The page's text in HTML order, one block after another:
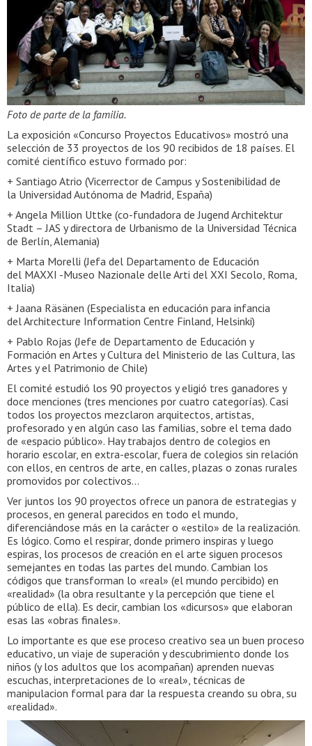
Foto de parte de la familia.
La exposición «Concurso Proyectos Educativos» mostró una
selección de 33 proyectos de los 90 recibidos de 18 países. El
comité científico estuvo formado por:
+ Santiago Atrio (Vicerrector de Campus y Sostenibilidad de
la Universidad Autónoma de Madrid, España)
+ Angela Million Uttke (co-fundadora de Jugend Architektur
Stadt – JAS y directora de Urbanismo de la Universidad Técnica
de Berlín, Alemania)
+ Marta Morelli (Jefa del Departamento de Educación
del MAXXI -Museo Nazionale delle Arti del XXI Secolo, Roma,
Italia)
+ Jaana Räsänen (Especialista en educación para infancia
del Architecture Information Centre Finland, Helsinki)
+ Pablo Rojas (Jefe de Departamento de Educación y
Formación en Artes y Cultura del Ministerio de las Cultura, las
Artes y el Patrimonio de Chile)
El comité estudió los 90 proyectos y eligió tres ganadores y
doce menciones (tres menciones por cuatro categorías). Casi
todos los proyectos mezclaron arquitectos, artistas,
profesorado y en algún caso las familias, sobre el tema dado
de «espacio público». Hay trabajos dentro de colegios en
horario escolar, en extra-escolar, fuera de colegios sin relación
con ellos, en centros de arte, en calles, plazas o zonas rurales
promovidos por colectivos…
Ver juntos los 90 proyectos ofrece un panora de estrategias y
procesos, en general parecidos en todo el mundo,
diferenciándose más en la carácter o «estilo» de la realización.
Es lógico. Como el respirar, donde primero inspiras y luego
espiras, los procesos de creación en el arte siguen procesos
semejantes en todas las partes del mundo. Cambian los
códigos que transforman lo «real» (el mundo percibido) en
«realidad» (la obra resultante y la percepción que tiene el
público de ella). Es decir, cambian los «dicursos» que elaboran
esas las «obras finales».
Lo importante es que ese proceso creativo sea un buen proceso
educativo, un viaje de superación y descubrimiento donde los
niños (y los adultos que los acompañan) aprenden nuevas
escuchas, interpretaciones de lo «real», técnicas de
manipulacion formal para dar la respuesta creando su obra, su
«realidad».